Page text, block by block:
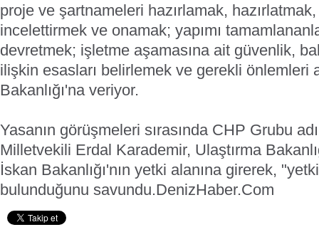
proje ve şartnameleri hazırlamak,
incelettirmek ve onamak; yapımı
devretmek; işletme aşamasına ait güvenlik,
ilişkin esasları belirlemek ve gerekli önlemleri
Bakanlığı'na veriyor.
Yasanın görüşmeleri sırasında CHP Grubu
Milletvekili Erdal Karademir, Ulaştırma
İskan Bakanlığı'nın yetki alanına girerek,
bulunduğunu savundu.DenizHaber.Com